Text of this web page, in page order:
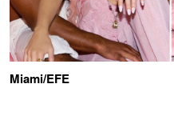
Miami/EFE